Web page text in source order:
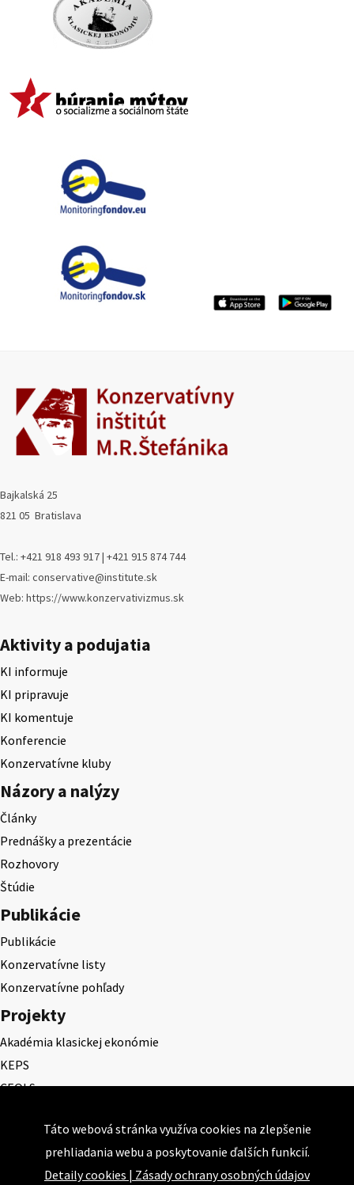
Bajkalská 25
821 05 Bratislava
Tel.: +421 918 493 917 | +421 915 874 744
E-mail: conservative@institute.sk
Web: https://www.konzervativizmus.sk
Aktivity a podujatia
KI informuje
KI pripravuje
KI komentuje
Konferencie
Konzervatívne kluby
Názory a nalýzy
Články
Prednášky a prezentácie
Rozhovory
Štúdie
Publikácie
Publikácie
Konzervatívne listy
Konzervatívne pohľady
Projekty
Akadémia klasickej ekonómie
KEPS
CEQLS
Cena Ernesta Valka
Študentská esej
Deň daňového odbremenenia
Táto webová stránka využíva cookies na zlepšenie
prehliadania webu a poskytovanie ďalších funkcií.
Detaily cookies | Zásady ochrany osobných údajov